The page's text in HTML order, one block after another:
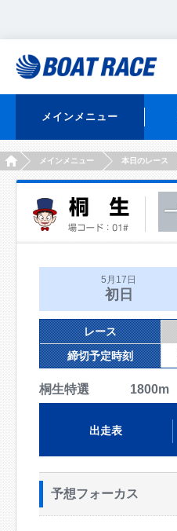
メインメニュー
HOMEメインメニュー 本日のレース
5月17日
初日
レース
締切予定時刻
桐生特選 1800m
出走表
予想フォーカス